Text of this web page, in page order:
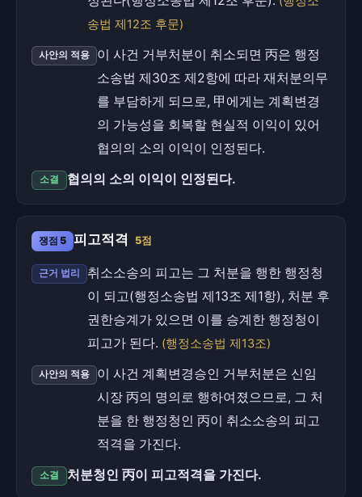
송법 제12조 후문)
사안의 적용
이 사건 거부처분이 취소되면 丙은 행정
소송법 제30조 제2항에 따라 재처분의무
를 부담하게 되므로, 甲에게는 계획변경
의 가능성을 회복할 현실적 이익이 있어
협의의 소의 이익이 인정된다.
소결 협의의 소의 이익이 인정된다.
쟁점 5 피고적격 5점
근거 법리
취소소송의 피고는 그 처분을 행한 행정청
이 되고(행정소송법 제13조 제1항), 처분 후
권한승계가 있으면 이를 승계한 행정청이
피고가 된다. (행정소송법 제13조)
사안의 적용
이 사건 계획변경승인 거부처분은 신임
시장 丙의 명의로 행하여졌으므로, 그 처
분을 한 행정청인 丙이 취소소송의 피고
적격을 가진다.
소결 처분청인 丙이 피고적격을 가진다.